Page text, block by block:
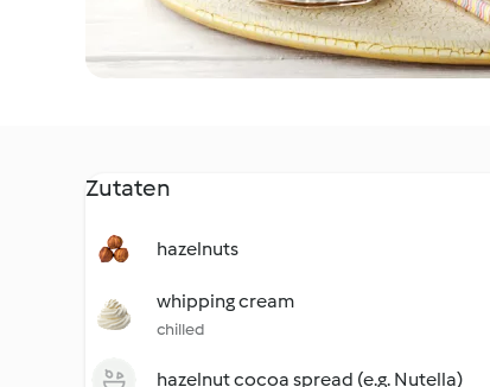
Zutaten
hazelnuts
whipping cream
chilled
hazelnut cocoa spread (e.g. Nutella)